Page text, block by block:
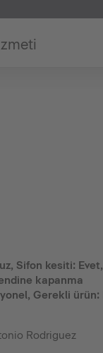
Sifon kesiti:
kapanma
Gerekli ürün:
Rodriguez